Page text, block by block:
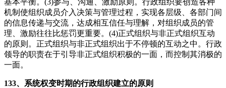
机制使组织成员介入决策与管理过程，实现各层级、各部门间
的信息传递与交流，达成相互信任与理解，对组织成员的管
理、激励往往比惩罚更重要。(4)正式组织与非正式组织互动
的原则。正式组织与非正式组织出于不停顿的互动之中。行政
领导的职责在于引导非正式组织积极的一面，而控制其消极的
一面。
133、系统权变时期的行政组织建立的原则